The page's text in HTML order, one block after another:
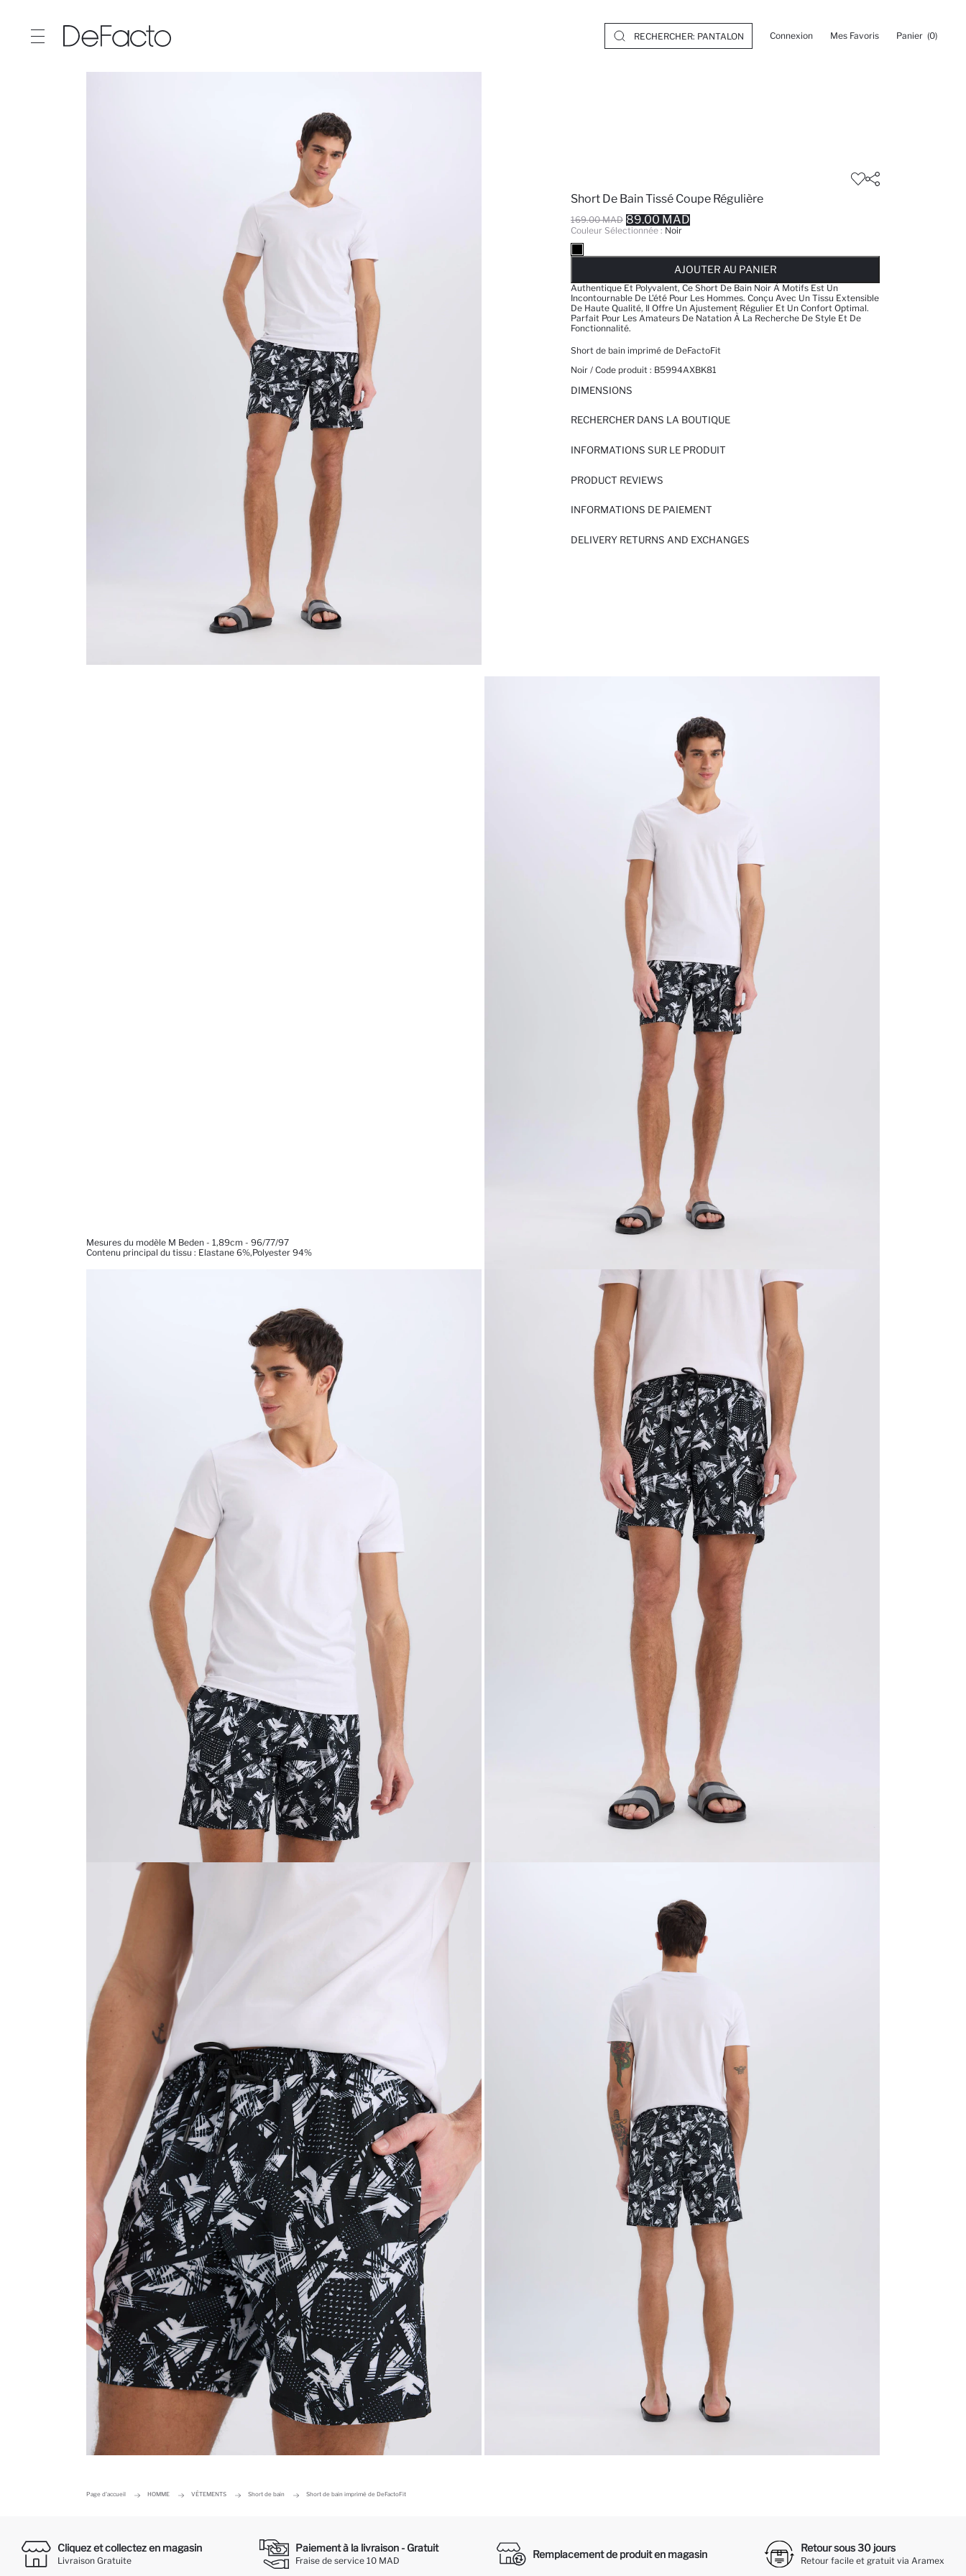
Connexion Mes Favoris Panier (0)
Short De Bain Tissé Coupe Régulière
169.00 MAD 89.00 MAD
Couleur Sélectionnée : Noir
AJOUTER AU PANIER
Authentique Et Polyvalent, Ce Short De Bain Noir À Motifs Est Un
Incontournable De L'été Pour Les Hommes. Conçu Avec Un Tissu Extensible
De Haute Qualité, Il Offre Un Ajustement Régulier Et Un Confort Optimal.
Parfait Pour Les Amateurs De Natation À La Recherche De Style Et De
Fonctionnalité.
Short de bain imprimé de DeFactoFit
Noir / Code produit : B5994AXBK81
DIMENSIONS
RECHERCHER DANS LA BOUTIQUE
INFORMATIONS SUR LE PRODUIT
PRODUCT REVIEWS
INFORMATIONS DE PAIEMENT
DELIVERY RETURNS AND EXCHANGES
Mesures du modèle M Beden - 1,89cm - 96/77/97
Contenu principal du tissu : Elastane 6%,Polyester 94%
Page d'accueil HOMME VÊTEMENTS Short de bain Short de bain imprimé de DeFactoFit
Cliquez et collectez en magasin
Livraison Gratuite
Paiement à la livraison - Gratuit
Fraise de service 10 MAD
Remplacement de produit en magasin
Retour sous 30 jours
Retour facile et gratuit via Aramex